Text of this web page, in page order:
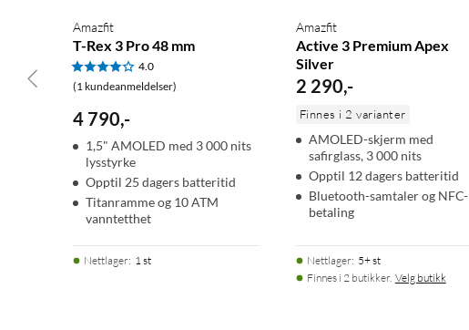
Amazfit
T-Rex 3 Pro 48 mm
4.0
(1 kundeanmeldelser)
4 790,-
1,5" AMOLED med 3 000 nits
lysstyrke
Opptil 25 dagers batteritid
Titanramme og 10 ATM
vanntetthet
Nettlager: 1 st
Amazfit
Active 3 Premium Apex
Silver
2 290,-
Finnes i 2 varianter
AMOLED-skjerm med
safirglass, 3 000 nits
Opptil 12 dagers batteritid
Bluetooth-samtaler og NFC-
betaling
Nettlager: 5+ st
Finnes i 2 butikker. Velg butikk